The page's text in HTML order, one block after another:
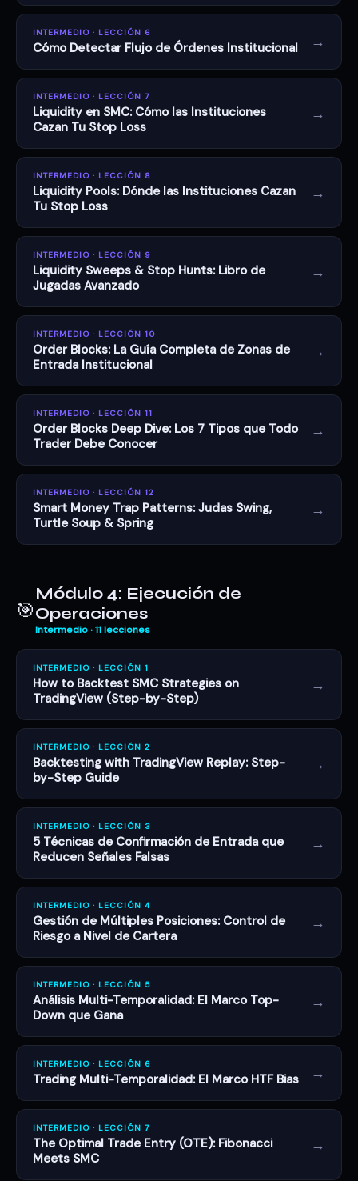
INTERMEDIO · LECCIÓN 6
Cómo Detectar Flujo de Órdenes Institucional →
INTERMEDIO · LECCIÓN 7
Liquidity en SMC: Cómo las Instituciones
Cazan Tu Stop Loss
→
INTERMEDIO · LECCIÓN 8
Liquidity Pools: Dónde las Instituciones Cazan
Tu Stop Loss
→
INTERMEDIO · LECCIÓN 9
Liquidity Sweeps & Stop Hunts: Libro de
Jugadas Avanzado
→
INTERMEDIO · LECCIÓN 10
Order Blocks: La Guía Completa de Zonas de
Entrada Institucional
→
INTERMEDIO · LECCIÓN 11
Order Blocks Deep Dive: Los 7 Tipos que Todo
Trader Debe Conocer
→
INTERMEDIO · LECCIÓN 12
Smart Money Trap Patterns: Judas Swing,
Turtle Soup & Spring
→
🎯
Módulo 4: Ejecución de
Operaciones
Intermedio · 11 lecciones
INTERMEDIO · LECCIÓN 1
How to Backtest SMC Strategies on
TradingView (Step-by-Step)
→
INTERMEDIO · LECCIÓN 2
Backtesting with TradingView Replay: Step-
by-Step Guide
→
INTERMEDIO · LECCIÓN 3
5 Técnicas de Confirmación de Entrada que
Reducen Señales Falsas
→
INTERMEDIO · LECCIÓN 4
Gestión de Múltiples Posiciones: Control de
Riesgo a Nivel de Cartera
→
INTERMEDIO · LECCIÓN 5
Análisis Multi-Temporalidad: El Marco Top-
Down que Gana
→
INTERMEDIO · LECCIÓN 6
Trading Multi-Temporalidad: El Marco HTF Bias →
INTERMEDIO · LECCIÓN 7
The Optimal Trade Entry (OTE): Fibonacci
Meets SMC
→